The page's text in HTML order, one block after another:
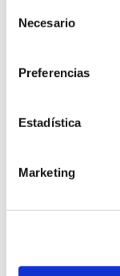
proporcionado o
Necesario
Preferencias
Estadística
Marketing
The Future
en las
gamificada.